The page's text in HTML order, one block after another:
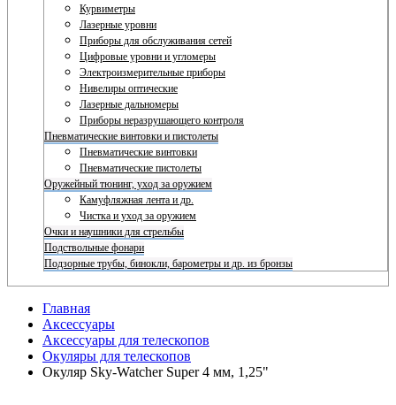
Курвиметры
Лазерные уровни
Приборы для обслуживания сетей
Цифровые уровни и угломеры
Электроизмерительные приборы
Нивелиры оптические
Лазерные дальномеры
Приборы неразрушающего контроля
Пневматические винтовки и пистолеты
Пневматические винтовки
Пневматические пистолеты
Оружейный тюнинг, уход за оружием
Камуфляжная лента и др.
Чистка и уход за оружием
Очки и наушники для стрельбы
Подствольные фонари
Подзорные трубы, бинокли, барометры и др. из бронзы
Главная
Аксессуары
Аксессуары для телескопов
Окуляры для телескопов
Окуляр Sky-Watcher Super 4 мм, 1,25"